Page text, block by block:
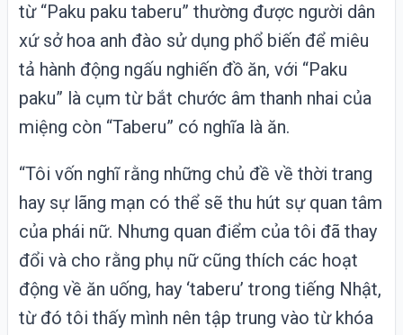
từ “Paku paku taberu” thường được người dân
xứ sở hoa anh đào sử dụng phổ biến để miêu
tả hành động ngấu nghiến đồ ăn, với “Paku
paku” là cụm từ bắt chước âm thanh nhai của
miệng còn “Taberu” có nghĩa là ăn.
“Tôi vốn nghĩ rằng những chủ đề về thời trang
hay sự lãng mạn có thể sẽ thu hút sự quan tâm
của phái nữ. Nhưng quan điểm của tôi đã thay
đổi và cho rằng phụ nữ cũng thích các hoạt
động về ăn uống, hay ‘taberu’ trong tiếng Nhật,
từ đó tôi thấy mình nên tập trung vào từ khóa